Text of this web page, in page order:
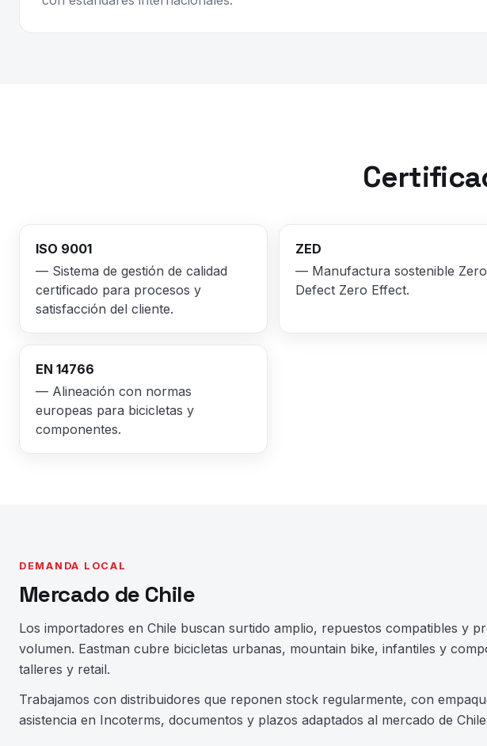
ISO 9001
— Sistema de gestión de calidad
certificado para procesos y
satisfacción del cliente.
ZED
— Manufactura sostenible Zero
Defect Zero Effect.
EN 14766
— Alineación con normas
europeas para bicicletas y
componentes.
DEMANDA LOCAL
Mercado de Chile
Los importadores en Chile buscan surtido amplio, repuestos compatibles y
volumen. Eastman cubre bicicletas urbanas, mountain bike, infantiles y
talleres y retail.
Trabajamos con distribuidores que reponen stock regularmente, con
asistencia en Incoterms, documentos y plazos adaptados al mercado de